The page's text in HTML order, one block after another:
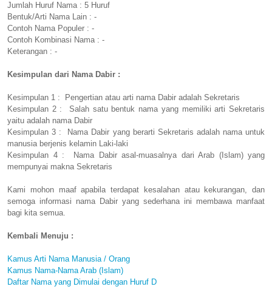
Jumlah Huruf Nama : 5 Huruf
Bentuk/Arti Nama Lain : -
Contoh Nama Populer : -
Contoh Kombinasi Nama : -
Keterangan : -
Kesimpulan dari Nama Dabir :
Kesimpulan 1 : Pengertian atau arti nama Dabir adalah Sekretaris
Kesimpulan 2 : Salah satu bentuk nama yang memiliki arti Sekretaris
yaitu adalah nama Dabir
Kesimpulan 3 : Nama Dabir yang berarti Sekretaris adalah nama untuk
manusia berjenis kelamin Laki-laki
Kesimpulan 4 : Nama Dabir asal-muasalnya dari Arab (Islam) yang
mempunyai makna Sekretaris
Kami mohon maaf apabila terdapat kesalahan atau kekurangan, dan
semoga informasi nama Dabir yang sederhana ini membawa manfaat
bagi kita semua.
Kembali Menuju :
Kamus Arti Nama Manusia / Orang
Kamus Nama-Nama Arab (Islam)
Daftar Nama yang Dimulai dengan Huruf D